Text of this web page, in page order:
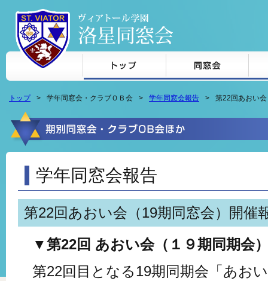
本文へジャンプ
トップ 学年同窓会・クラブＯＢ会 学年同窓会報告 第22回あおい
学年同窓会報告
第22回あおい会（19期同窓会）開催
▼第22回 あおい会（１９期同期会
第22回目となる19期同期会「あお